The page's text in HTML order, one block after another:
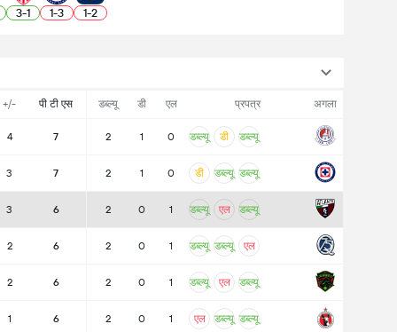
3-1 1-3 1-2
+/- पी टी एस डब्ल्यू डी एल प्रपत्र अगला
4 7 2 1 0 डब्ल्यू डी डब्ल्यू
3 7 2 1 0 डी डब्ल्यू डब्ल्यू
3 6 2 0 1 डब्ल्यू एल डब्ल्यू
2 6 2 0 1 डब्ल्यू डब्ल्यू एल
2 6 2 0 1 डब्ल्यू एल डब्ल्यू
1 6 2 0 1 एल डब्ल्यू डब्ल्यू